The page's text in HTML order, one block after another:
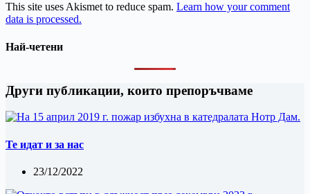
This site uses Akismet to reduce spam. Learn how your comment
data is processed.
Най-четени
Други публикации, които препоръчваме
Те идат и за нас
23/12/2022